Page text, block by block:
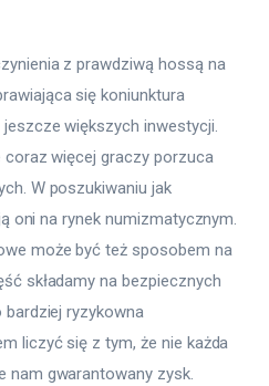
z prawdziwą hossą na
się koniunktura
większych inwestycji.
więcej graczy porzuca
W poszukiwaniu jak
oni na rynek numizmatycznym.
może być też sposobem na
składamy na bezpiecznych
ryzykowna
liczyć się z tym, że nie każda
nam gwarantowany zysk.